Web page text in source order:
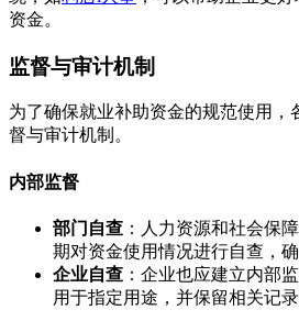
资金。
监督与审计机制
为了确保就业补助资金的规范使用，
督与审计机制。
内部监督
部门自查 ：人力资源和社会保
期对资金使用情况进行自查，
企业自查 ：企业也应建立内部
用于指定用途，并保留相关记录